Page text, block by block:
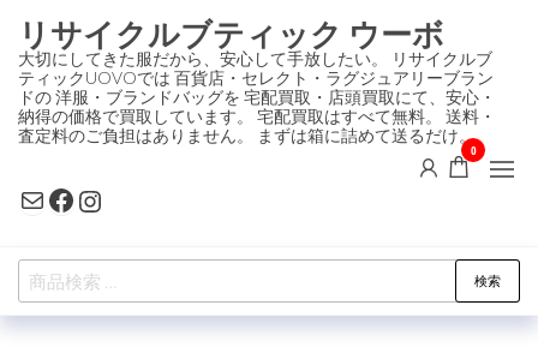
ン
テ
ン
ツ
プ
リサイクルブティック ウーボ
大切にしてきた服だから、安心して手放したい。 リサイクルブ
ティックUOVOでは 百貨店・セレクト・ラグジュアリーブラン
ドの 洋服・ブランドバッグを 宅配買取・店頭買取にて、安心・
納得の価格で買取しています。 宅配買取はすべて無料。 送料・
査定料のご負担はありません。 まずは箱に詰めて送るだけ。
MailFacebook
Instagram
0
検
索
検索